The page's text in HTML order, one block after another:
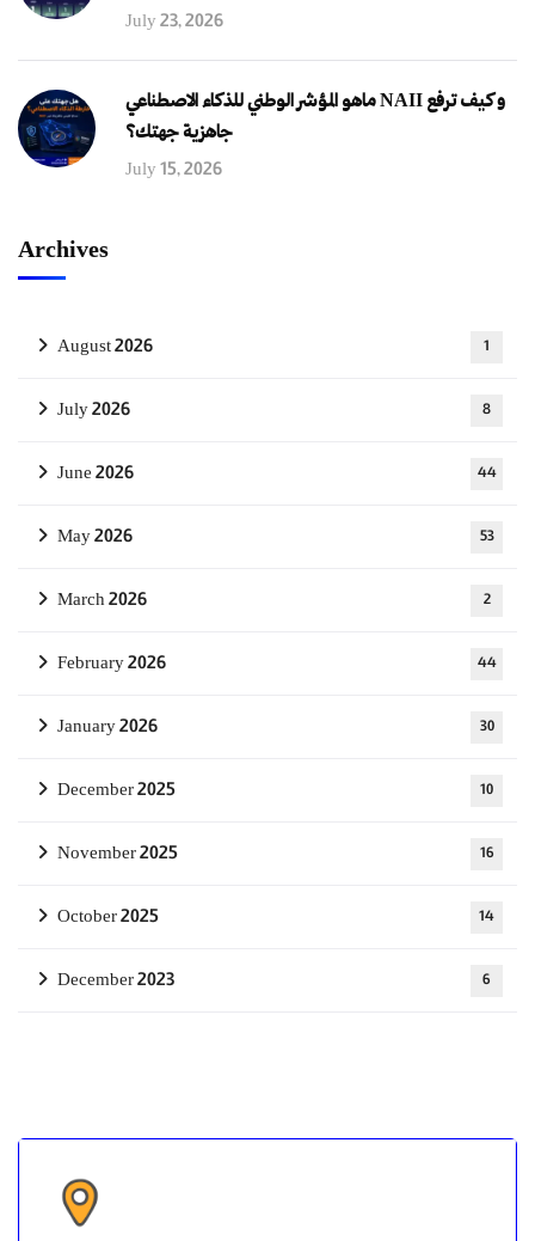
July 23, 2026
ماهو المؤشر الوطني للذكاء الاصطناعي NAII و كيف ترفع
جاهزية جهتك؟
July 15, 2026
Archives
August 2026 1
July 2026 8
June 2026 44
May 2026 53
March 2026 2
February 2026 44
January 2026 30
December 2025 10
November 2025 16
October 2025 14
December 2023 6